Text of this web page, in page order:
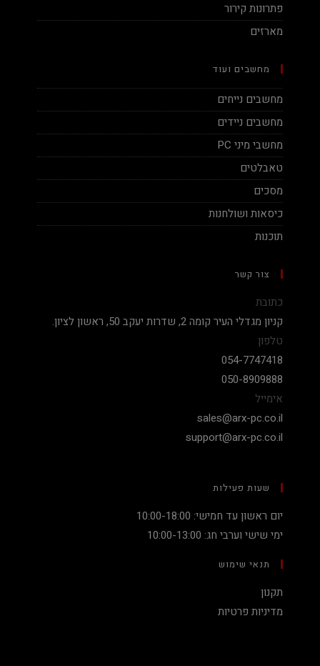
פתרונות קירור
מארזים
מחשבים ועוד
מחשבים נייחים
מחשבים ניידים
מחשבי מיני PC
טאבלטים
מסכים
כיסאות ושולחנות
תוכנות
צור קשר
כתובת
קניון מגדלי העיר קומה 2, שדרות יעקב 50, ראשון לציון.
טלפון
054-7747418
050-8909888
אימייל
sales@arx-pc.co.il
support@arx-pc.co.il
שעות פעילות
יום ראשון עד חמישי: 10:00-18:00
ימי שישי וערבי חג: 10:00-13:00
תנאי שימוש
תקנון
מדיניות פרטיות